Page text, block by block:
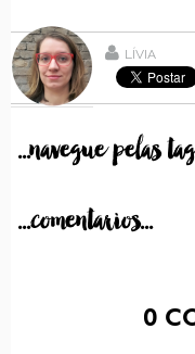
LÍVIA
...navegue pelas
...comentarios...
0